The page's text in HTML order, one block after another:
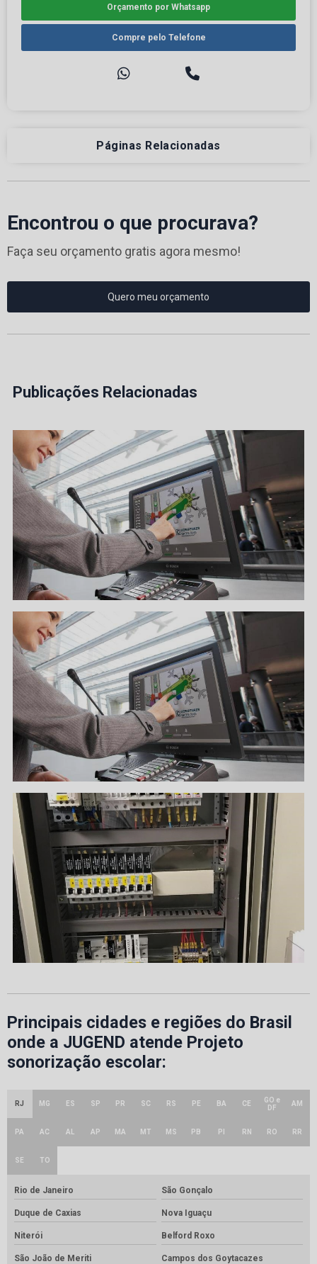
Orçamento por Whatsapp
Compre pelo Telefone
Páginas Relacionadas
Encontrou o que procurava?
Faça seu orçamento gratis agora mesmo!
Quero meu orçamento
Publicações Relacionadas
Principais cidades e regiões do Brasil
onde a JUGEND atende Projeto
sonorização escolar:
RJ MG ES SP PR SC RS PE BA CE
GO e
DF
AM
PA AC AL AP MA MT MS PB PI RN RO RR
SE TO
Rio de Janeiro São Gonçalo
Duque de Caxias Nova Iguaçu
Niterói Belford Roxo
São João de Meriti Campos dos Goytacazes